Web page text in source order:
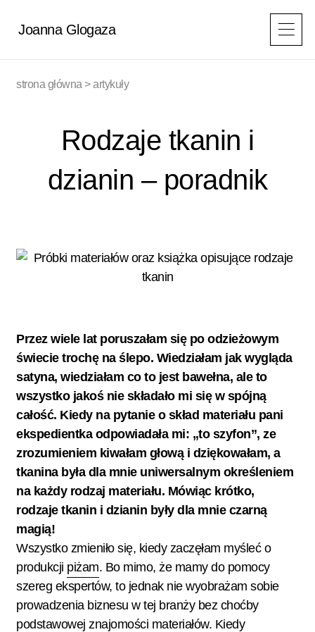
Joanna Glogaza
strona główna >artykuły
Rodzaje tkanin i
dzianin – poradnik
Przez wiele lat poruszałam się po odzieżowym
świecie trochę na ślepo. Wiedziałam jak wygląda
satyna, wiedziałam co to jest bawełna, ale to
wszystko jakoś nie składało mi się w spójną
całość. Kiedy na pytanie o skład materiału pani
ekspedientka odpowiadała mi: „to szyfon”, ze
zrozumieniem kiwałam głową i dziękowałam, a
tkanina była dla mnie uniwersalnym określeniem
na każdy rodzaj materiału. Mówiąc krótko,
rodzaje tkanin i dzianin były dla mnie czarną
magią!
Wszystko zmieniło się, kiedy zaczęłam myśleć o
produkcji piżam. Bo mimo, że mamy do pomocy
szereg ekspertów, to jednak nie wyobrażam sobie
prowadzenia biznesu w tej branży bez choćby
podstawowej znajomości materiałów. Kiedy